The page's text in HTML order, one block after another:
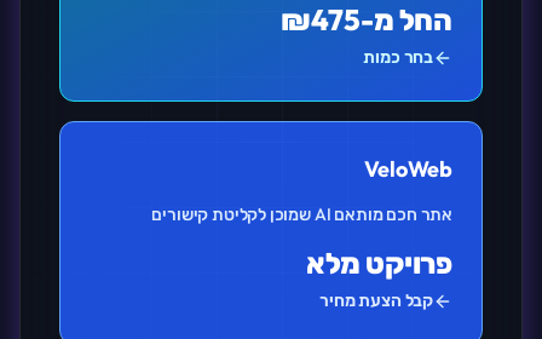
החל מ-₪475
בחר כמות
VeloWeb
אתר חכם מותאם AI שמוכן לקליטת קישורים
פרויקט מלא
קבל הצעת מחיר